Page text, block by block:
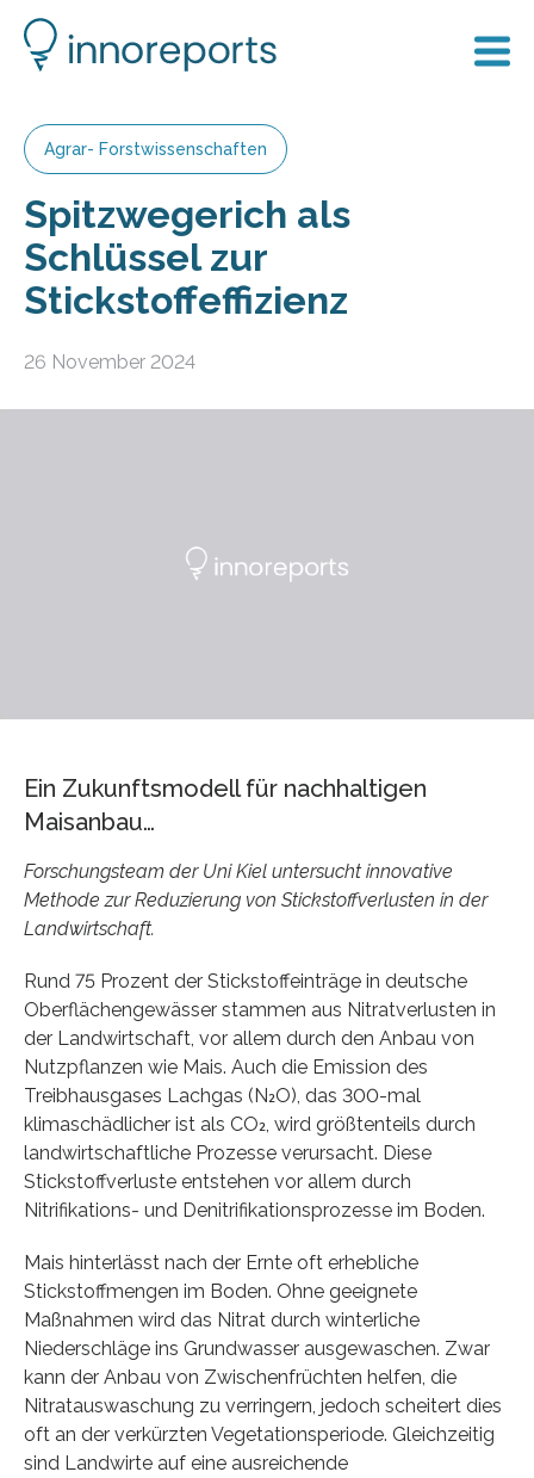
Agrar- Forstwissenschaften
Spitzwegerich als
Schlüssel zur
Stickstoffeffizienz
26 November 2024
Ein Zukunftsmodell für nachhaltigen
Maisanbau…
Forschungsteam der Uni Kiel untersucht innovative
Methode zur Reduzierung von Stickstoffverlusten in der
Landwirtschaft.
Rund 75 Prozent der Stickstoffeinträge in deutsche
Oberflächengewässer stammen aus Nitratverlusten in
der Landwirtschaft, vor allem durch den Anbau von
Nutzpflanzen wie Mais. Auch die Emission des
Treibhausgases Lachgas (N₂O), das 300-mal
klimaschädlicher ist als CO₂, wird größtenteils durch
landwirtschaftliche Prozesse verursacht. Diese
Stickstoffverluste entstehen vor allem durch
Nitrifikations- und Denitrifikationsprozesse im Boden.
Mais hinterlässt nach der Ernte oft erhebliche
Stickstoffmengen im Boden. Ohne geeignete
Maßnahmen wird das Nitrat durch winterliche
Niederschläge ins Grundwasser ausgewaschen. Zwar
kann der Anbau von Zwischenfrüchten helfen, die
Nitratauswaschung zu verringern, jedoch scheitert dies
oft an der verkürzten Vegetationsperiode. Gleichzeitig
sind Landwirte auf eine ausreichende